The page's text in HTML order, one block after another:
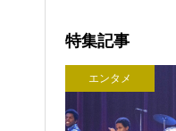
特集記事
エンタメ